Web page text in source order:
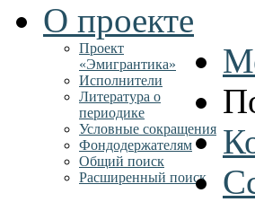
О проекте
Проект
«Эмигрантика»
Исполнители
Литература о
периодике
Условные сокращения
Фондодержателям
Общий поиск
Расширенный поиск